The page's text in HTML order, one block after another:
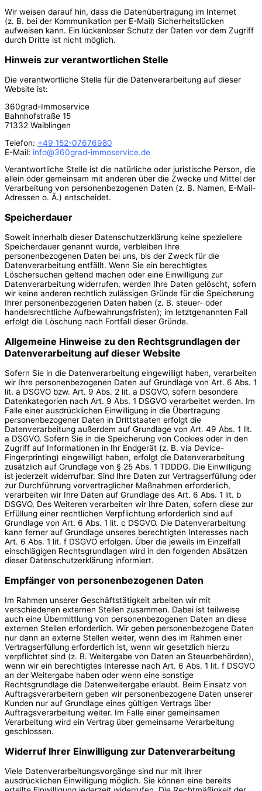
Wir weisen darauf hin, dass die Datenübertragung im Internet
(z. B. bei der Kommunikation per E-Mail) Sicherheitslücken
aufweisen kann. Ein lückenloser Schutz der Daten vor dem Zugriff
durch Dritte ist nicht möglich.
Hinweis zur verantwortlichen Stelle
Die verantwortliche Stelle für die Datenverarbeitung auf dieser
Website ist:
360grad-Immoservice
Bahnhofstraße 15
71332 Waiblingen
Telefon: +49 152-07676980
E-Mail: info@360grad-immoservice.de
Verantwortliche Stelle ist die natürliche oder juristische Person, die
allein oder gemeinsam mit anderen über die Zwecke und Mittel der
Verarbeitung von personenbezogenen Daten (z. B. Namen, E-Mail-
Adressen o. Ä.) entscheidet.
Speicherdauer
Soweit innerhalb dieser Datenschutzerklärung keine speziellere
Speicherdauer genannt wurde, verbleiben Ihre
personenbezogenen Daten bei uns, bis der Zweck für die
Datenverarbeitung entfällt. Wenn Sie ein berechtigtes
Löschersuchen geltend machen oder eine Einwilligung zur
Datenverarbeitung widerrufen, werden Ihre Daten gelöscht, sofern
wir keine anderen rechtlich zulässigen Gründe für die Speicherung
Ihrer personenbezogenen Daten haben (z. B. steuer- oder
handelsrechtliche Aufbewahrungsfristen); im letztgenannten Fall
erfolgt die Löschung nach Fortfall dieser Gründe.
Allgemeine Hinweise zu den Rechtsgrundlagen der
Datenverarbeitung auf dieser Website
Sofern Sie in die Datenverarbeitung eingewilligt haben, verarbeiten
wir Ihre personenbezogenen Daten auf Grundlage von Art. 6 Abs. 1
lit. a DSGVO bzw. Art. 9 Abs. 2 lit. a DSGVO, sofern besondere
Datenkategorien nach Art. 9 Abs. 1 DSGVO verarbeitet werden. Im
Falle einer ausdrücklichen Einwilligung in die Übertragung
personenbezogener Daten in Drittstaaten erfolgt die
Datenverarbeitung außerdem auf Grundlage von Art. 49 Abs. 1 lit.
a DSGVO. Sofern Sie in die Speicherung von Cookies oder in den
Zugriff auf Informationen in Ihr Endgerät (z. B. via Device-
Fingerprinting) eingewilligt haben, erfolgt die Datenverarbeitung
zusätzlich auf Grundlage von § 25 Abs. 1 TDDDG. Die Einwilligung
ist jederzeit widerrufbar. Sind Ihre Daten zur Vertragserfüllung oder
zur Durchführung vorvertraglicher Maßnahmen erforderlich,
verarbeiten wir Ihre Daten auf Grundlage des Art. 6 Abs. 1 lit. b
DSGVO. Des Weiteren verarbeiten wir Ihre Daten, sofern diese zur
Erfüllung einer rechtlichen Verpflichtung erforderlich sind auf
Grundlage von Art. 6 Abs. 1 lit. c DSGVO. Die Datenverarbeitung
kann ferner auf Grundlage unseres berechtigten Interesses nach
Art. 6 Abs. 1 lit. f DSGVO erfolgen. Über die jeweils im Einzelfall
einschlägigen Rechtsgrundlagen wird in den folgenden Absätzen
dieser Datenschutzerklärung informiert.
Empfänger von personenbezogenen Daten
Im Rahmen unserer Geschäftstätigkeit arbeiten wir mit
verschiedenen externen Stellen zusammen. Dabei ist teilweise
auch eine Übermittlung von personenbezogenen Daten an diese
externen Stellen erforderlich. Wir geben personenbezogene Daten
nur dann an externe Stellen weiter, wenn dies im Rahmen einer
Vertragserfüllung erforderlich ist, wenn wir gesetzlich hierzu
verpflichtet sind (z. B. Weitergabe von Daten an Steuerbehörden),
wenn wir ein berechtigtes Interesse nach Art. 6 Abs. 1 lit. f DSGVO
an der Weitergabe haben oder wenn eine sonstige
Rechtsgrundlage die Datenweitergabe erlaubt. Beim Einsatz von
Auftragsverarbeitern geben wir personenbezogene Daten unserer
Kunden nur auf Grundlage eines gültigen Vertrags über
Auftragsverarbeitung weiter. Im Falle einer gemeinsamen
Verarbeitung wird ein Vertrag über gemeinsame Verarbeitung
geschlossen.
Widerruf Ihrer Einwilligung zur Datenverarbeitung
Viele Datenverarbeitungsvorgänge sind nur mit Ihrer
ausdrücklichen Einwilligung möglich. Sie können eine bereits